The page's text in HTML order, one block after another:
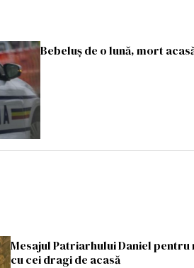
Bebeluș de o lună, mort
Mesajul Patriarhului Daniel
cu cei dragi de acasă